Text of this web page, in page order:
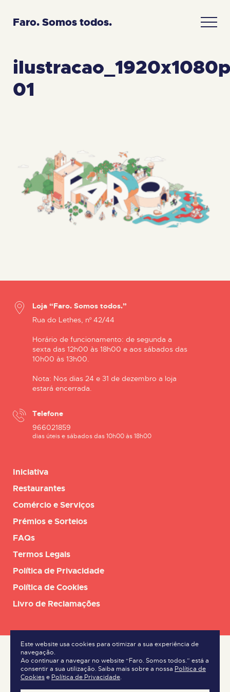
Este website usa cookies para otimizar a sua experiência de
navegação.
Ao continuar a navegar no website “Faro. Somos todos.” está a
consentir a sua utilização. Saiba mais sobre a nossa Política de
Cookies e Política de Privacidade.
Faro. Somos todos.
01
Loja “Faro. Somos todos.”
Rua do Lethes, nº 42/44
Horário de funcionamento: de segunda a
sexta das 12h00 às 18h00 e aos sábados das
10h00 às 13h00.
Nota: Nos dias 24 e 31 de dezembro a loja
estará encerrada.
Telefone
966021859
dias úteis e sábados das 10h00 às 18h00
Iniciativa
Restaurantes
Comércio e Serviços
Prémios e Sorteios
FAQs
Termos Legais
Política de Privacidade
Política de Cookies
Livro de Reclamações